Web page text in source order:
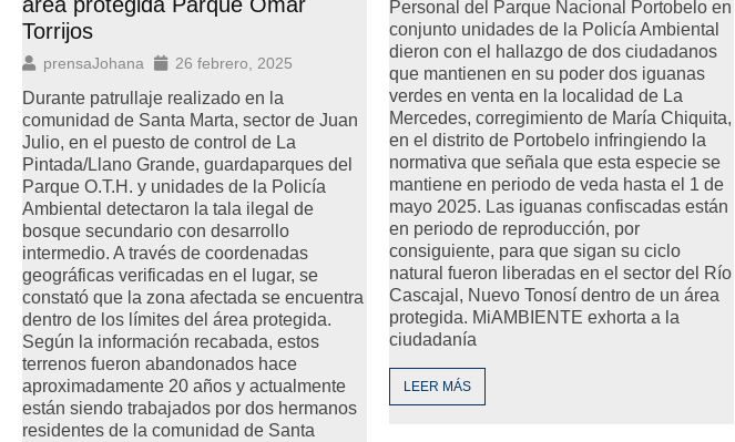
Torrijos
prensaJohana 26 febrero, 2025
Durante patrullaje realizado en la
comunidad de Santa Marta, sector de Juan
Julio, en el puesto de control de La
Pintada/Llano Grande, guardaparques del
Parque O.T.H. y unidades de la Policía
Ambiental detectaron la tala ilegal de
bosque secundario con desarrollo
intermedio. A través de coordenadas
geográficas verificadas en el lugar, se
constató que la zona afectada se encuentra
dentro de los límites del área protegida.
Según la información recabada, estos
terrenos fueron abandonados hace
aproximadamente 20 años y actualmente
están siendo trabajados por dos hermanos
residentes de la comunidad de Santa
Personal del Parque Nacional Portobelo en
conjunto unidades de la Policía Ambiental
dieron con el hallazgo de dos ciudadanos
que mantienen en su poder dos iguanas
verdes en venta en la localidad de La
Mercedes, corregimiento de María Chiquita,
en el distrito de Portobelo infringiendo la
normativa que señala que esta especie se
mantiene en periodo de veda hasta el 1 de
mayo 2025. Las iguanas confiscadas están
en periodo de reproducción, por
consiguiente, para que sigan su ciclo
natural fueron liberadas en el sector del Río
Cascajal, Nuevo Tonosí dentro de un área
protegida. MiAMBIENTE exhorta a la
ciudadanía
LEER MÁS